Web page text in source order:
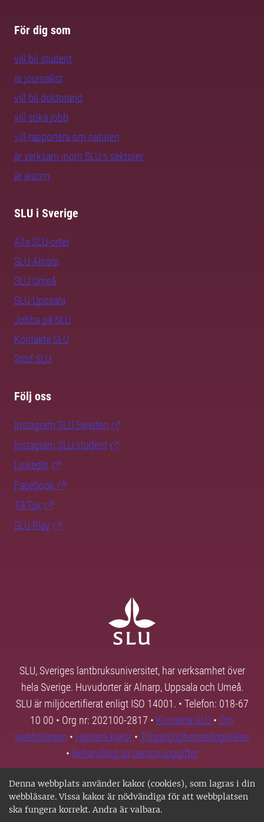
Denna webbplats använder kakor (cookies), som lagras i din
webbläsare. Vissa kakor är nödvändiga för att webbplatsen
ska fungera korrekt. Andra är valbara.
För dig som
vill bli student
är journalist
vill bli doktorand
vill söka jobb
vill rapportera om naturen
är verksam inom SLU:s sektorer
är alumn
SLU i Sverige
Alla SLU-orter
SLU Alnarp
SLU Umeå
SLU Uppsala
Jobba på SLU
Kontakta SLU
Stöd SLU
Följ oss
Instagram SLU.Sweden
Instagram SLU.student
LinkedIn
Facebook
TikTok
SLU Play
SLU, Sveriges lantbruksuniversitet, har verksamhet över
hela Sverige. Huvudorter är Alnarp, Uppsala och Umeå.
SLU är miljöcertifierat enligt ISO 14001. • Telefon: 018-67
10 00 • Org nr: 202100-2817 • Kontakta SLU • Om
webbplatsen • Hantera kakor • Tillgänglighetsredogörelse
• Behandling av personuppgifter